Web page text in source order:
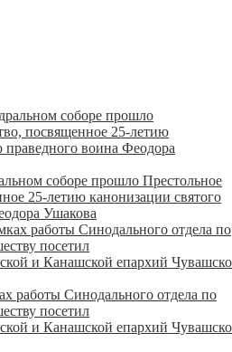
соборе прошло Престольное
25-летию канонизации святого
Ушакова
работы Синодального отдела по
посетил
и Канашской епархий